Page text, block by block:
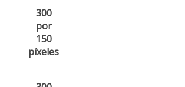
300
por
150
píxeles